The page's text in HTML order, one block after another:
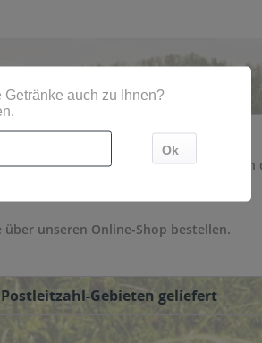
und Les Spécialités, welche
unseren Online-Shop bestellen.
Gebieten geliefert